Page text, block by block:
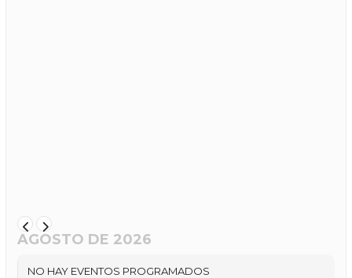
AGOSTO DE 2026
NO HAY EVENTOS PROGRAMADOS